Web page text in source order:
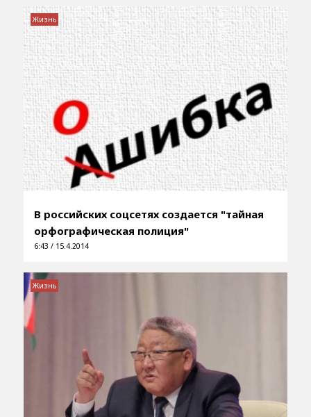
В российских соцсетях создается "тайная
орфографическая полиция"
6:43 / 15.4.2014
Жизнь
Жизнь